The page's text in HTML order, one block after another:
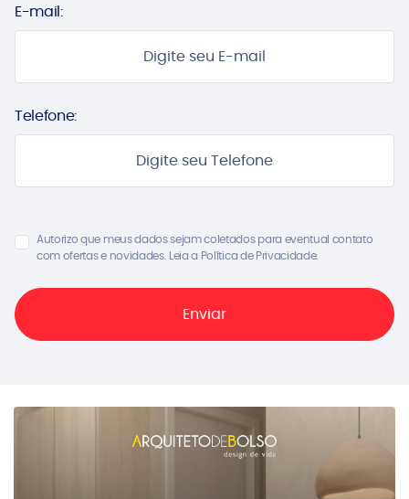
E-mail:
Telefone:
Autorizo que meus dados sejam coletados para eventual contato
com ofertas e novidades. Leia a Política de Privacidade.